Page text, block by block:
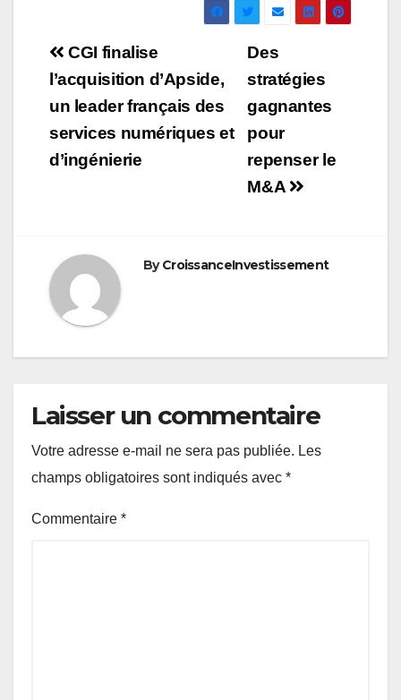
Navigation
de
l’article
Des
stratégies
gagnantes
pour
repenser le
M&A
CGI finalise
l’acquisition d’Apside,
un leader français des
services numériques et
d’ingénierie
ByCroissanceInvestissement
Laisser un commentaire
Votre adresse e-mail ne sera pas publiée. Les
champs obligatoires sont indiqués avec *
Commentaire *